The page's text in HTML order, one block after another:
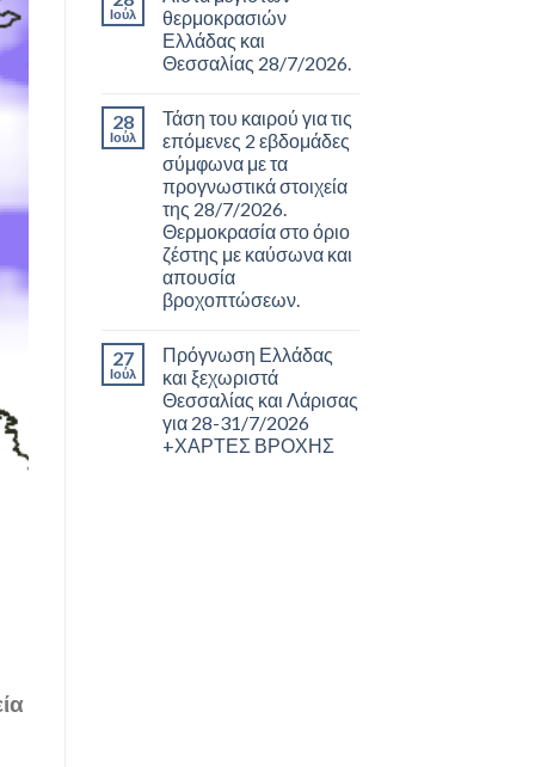
Ιούλ
θερμοκρασιών
Ελλάδας και
Θεσσαλίας 28/7/2026.
28
Ιούλ
Τάση του καιρού για τις
επόμενες 2 εβδομάδες
σύμφωνα με τα
προγνωστικά στοιχεία
της 28/7/2026.
Θερμοκρασία στο όριο
ζέστης με καύσωνα και
απουσία
βροχοπτώσεων.
27
Ιούλ
Πρόγνωση Ελλάδας
και ξεχωριστά
Θεσσαλίας και Λάρισας
για 28-31/7/2026
+ΧΑΡΤΕΣ ΒΡΟΧΗΣ